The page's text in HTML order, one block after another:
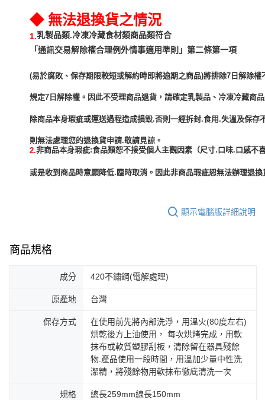
◆ 無法退換貨之情況
1.乳製品類.冷凍冷藏食材類商品類符合
「通訊交易解除權合理例外情事適用準則」第二條第一項
(易於腐敗、保存期限較短或解約時即將逾期之商品)將排除7日解除權
規定7日解除權。因此不受理商品退貨，請確定乳製品、冷凍冷藏商
除商品本身瑕疵或運送過程造成損毀.否則一經拆封.食用.失溫及保存
2.非商品本身瑕疵:食品類恕不接受個人主觀因素（尺寸.口味.口感不
或是收到商品時意願降低.臨時取消。因此非商品瑕疵恕無法辦理退
顯示電腦版詳細說明
商品規格
成分 420不鏽鋼(電解處理)
原產地 台灣
保存方式
在使用前先將內部洗淨，用溫火(80度左右)
烘乾後方上油使用， 每次烘烤完成，用軟
抹布或軟質塑膠刮板，清除留在器具殘餘
物.產品使用一段時間，用溫加少量中性洗
潔精，將殘餘物用軟抹布徹底清洗一次
規格 總長259mm線長150mm